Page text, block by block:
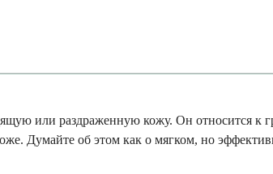
или раздраженную кожу. Он относится к
Думайте об этом как о мягком, но